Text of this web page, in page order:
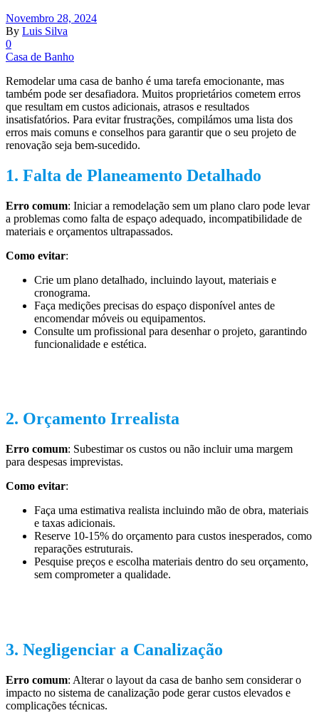
Novembro 28, 2024
By Luis Silva
0
Casa de Banho
Remodelar uma casa de banho é uma tarefa emocionante, mas
também pode ser desafiadora. Muitos proprietários cometem erros
que resultam em custos adicionais, atrasos e resultados
insatisfatórios. Para evitar frustrações, compilámos uma lista dos
erros mais comuns e conselhos para garantir que o seu projeto de
renovação seja bem-sucedido.
1. Falta de Planeamento Detalhado
Erro comum: Iniciar a remodelação sem um plano claro pode levar
a problemas como falta de espaço adequado, incompatibilidade de
materiais e orçamentos ultrapassados.
Como evitar:
Crie um plano detalhado, incluindo layout, materiais e
cronograma.
Faça medições precisas do espaço disponível antes de
encomendar móveis ou equipamentos.
Consulte um profissional para desenhar o projeto, garantindo
funcionalidade e estética.
2. Orçamento Irrealista
Erro comum: Subestimar os custos ou não incluir uma margem
para despesas imprevistas.
Como evitar:
Faça uma estimativa realista incluindo mão de obra, materiais
e taxas adicionais.
Reserve 10-15% do orçamento para custos inesperados, como
reparações estruturais.
Pesquise preços e escolha materiais dentro do seu orçamento,
sem comprometer a qualidade.
3. Negligenciar a Canalização
Erro comum: Alterar o layout da casa de banho sem considerar o
impacto no sistema de canalização pode gerar custos elevados e
complicações técnicas.